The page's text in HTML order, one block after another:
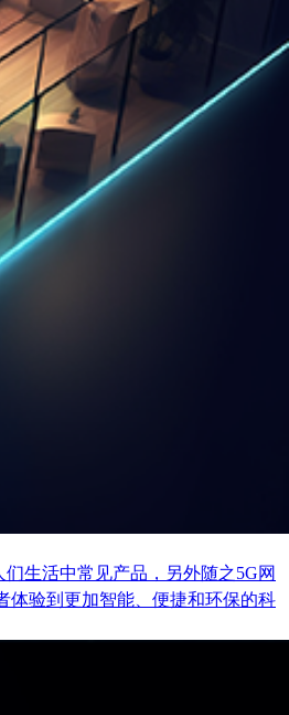
生活中常见产品，另外随之5G网
体验到更加智能、便捷和环保的科